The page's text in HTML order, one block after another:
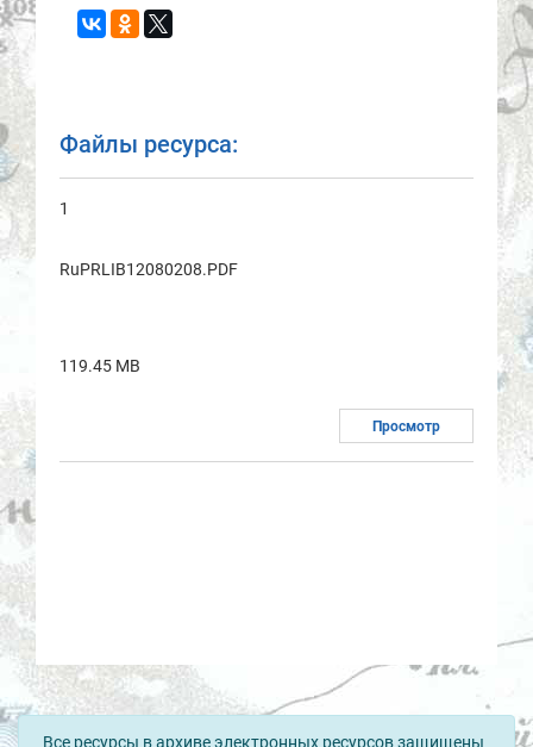
Файлы ресурса:
1
RuPRLIB12080208.PDF
119.45 MB
Просмотр
Все ресурсы в архиве электронных ресурсов защищены